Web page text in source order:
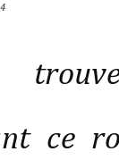
ce